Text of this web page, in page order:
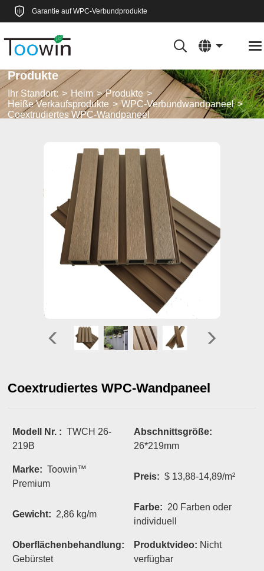
Garantie auf WPC-Verbundprodukte
Produkte
Ihr Standort: Heim
Produkte
Heiße Verkaufsprodukte
WPC-Verbundwandpaneel
Coextrudiertes WPC-Wandpaneel
Coextrudiertes WPC-Wandpaneel
Modell Nr. :TWCH 26-
219B
Abschnittsgröße:
26*219mm
Marke:Toowin™
Premium
Preis:$ 13,88-14,89/m²
Gewicht: 2,86 kg/m
Farbe:20 Farben oder
individuell
Oberflächenbehandlung:
Gebürstet
Produktvideo: Nicht
verfügbar